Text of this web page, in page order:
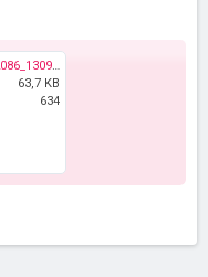
376710_452197324812086_1309791558_n_large.jpg
63,7 KB
634